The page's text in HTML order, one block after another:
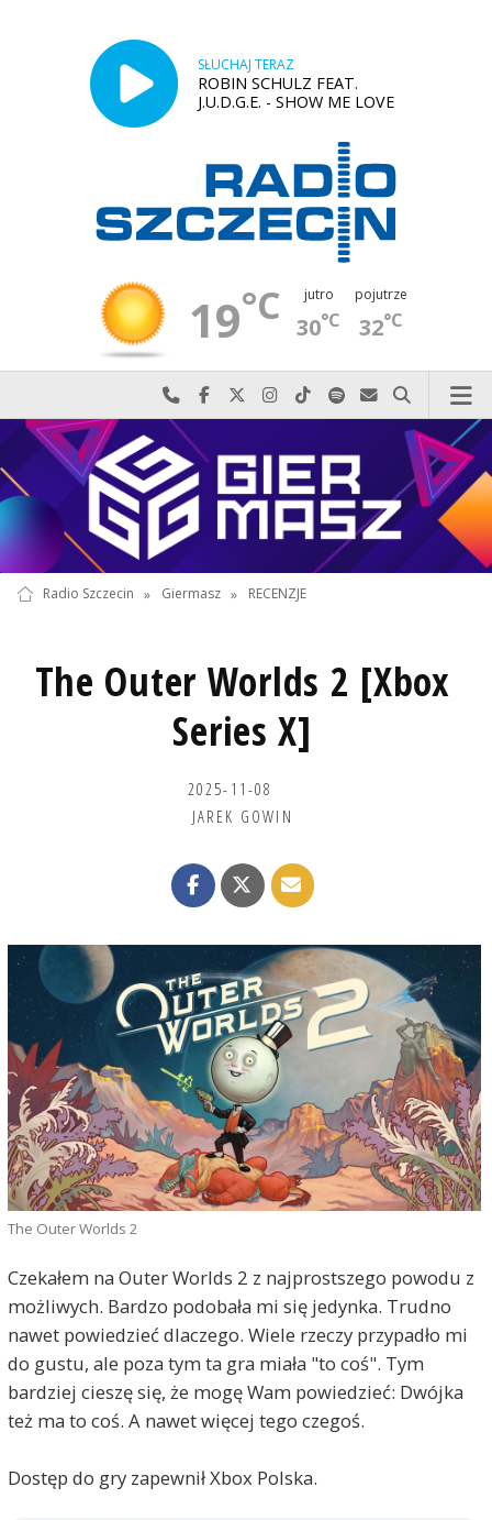
SŁUCHAJ TERAZ
ROBIN SCHULZ FEAT.
J.U.D.G.E. - SHOW ME LOVE
19°C jutro
30°C
pojutrze
32°C
Najlepiej po prostu do nas zadzwoń
Odwiedź nas na Facebook-u
Odwiedź nas na X
Odwiedź nas na Instagram-ie
Odwiedź nas na TikTok-u
Szukaj nas na Spotify
Wyślij do nas
Szukaj
Radio Szczecin » Giermasz » RECENZJE
The Outer Worlds 2 [Xbox
Series X]
2025-11-08
JAREK GOWIN
The Outer Worlds 2
Czekałem na Outer Worlds 2 z najprostszego powodu z
możliwych. Bardzo podobała mi się jedynka. Trudno
nawet powiedzieć dlaczego. Wiele rzeczy przypadło mi
do gustu, ale poza tym ta gra miała "to coś". Tym
bardziej cieszę się, że mogę Wam powiedzieć: Dwójka
też ma to coś. A nawet więcej tego czegoś.
Dostęp do gry zapewnił Xbox Polska.